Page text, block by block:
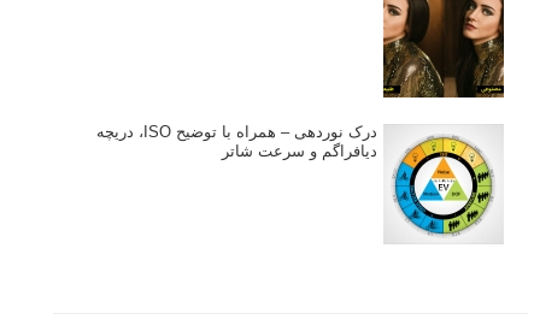
درک نوردهی – همراه با توضیح ISO، دریچه
دیافراگم و سرعت شاتر